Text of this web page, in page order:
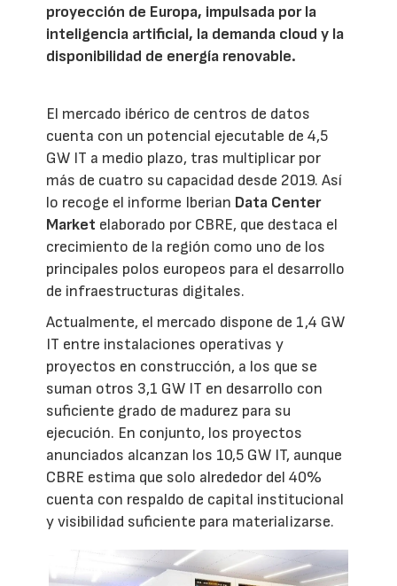
proyección de Europa, impulsada por la
inteligencia artificial, la demanda cloud y la
disponibilidad de energía renovable.
El mercado ibérico de centros de datos
cuenta con un potencial ejecutable de 4,5
GW IT a medio plazo, tras multiplicar por
más de cuatro su capacidad desde 2019. Así
lo recoge el informe Iberian Data Center
Market elaborado por CBRE, que destaca el
crecimiento de la región como uno de los
principales polos europeos para el desarrollo
de infraestructuras digitales.
Actualmente, el mercado dispone de 1,4 GW
IT entre instalaciones operativas y
proyectos en construcción, a los que se
suman otros 3,1 GW IT en desarrollo con
suficiente grado de madurez para su
ejecución. En conjunto, los proyectos
anunciados alcanzan los 10,5 GW IT, aunque
CBRE estima que solo alrededor del 40%
cuenta con respaldo de capital institucional
y visibilidad suficiente para materializarse.